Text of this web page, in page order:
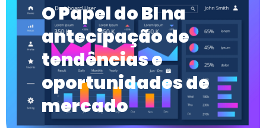
O Papel do BI na
antecipação de
tendências e
oportunidades de
mercado